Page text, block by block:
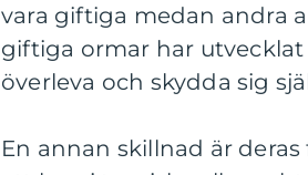
vara giftiga medan andra
giftiga ormar har
överleva och skydda sig
En annan skillnad är